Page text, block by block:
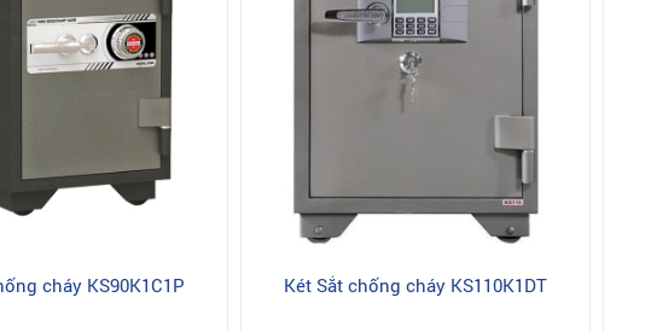
NVKD để biết chi tiết, Hotlines: 024.3550.5888
cháy KS90K1C1P Két Sắt chống cháy KS110K1DT